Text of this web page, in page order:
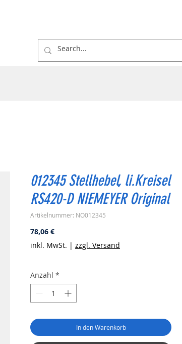
012345 Stellhebel, li.Kreisel
RS420-D NIEMEYER Original
Artikelnummer: NO012345
78,06 €Preis
inkl. MwSt. | zzgl. Versand
Anzahl *
In den Warenkorb